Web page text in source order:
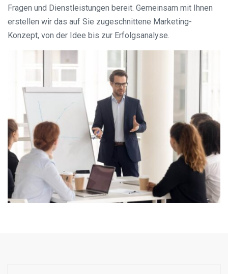
Fragen und Dienstleistungen bereit. Gemeinsam mit Ihnen
erstellen wir das auf Sie zugeschnittene Marketing-
Konzept, von der Idee bis zur Erfolgsanalyse.